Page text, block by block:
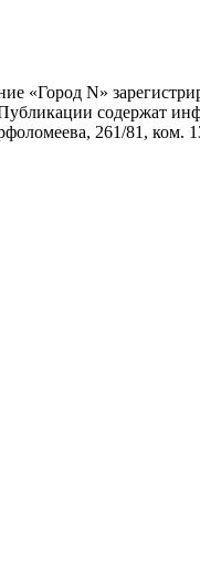
«Город N»
содержат
261/81, ком.